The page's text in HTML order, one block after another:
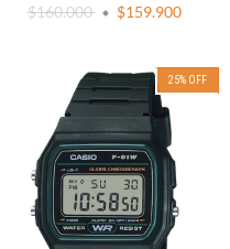
$160.000
$159.900
25% OFF